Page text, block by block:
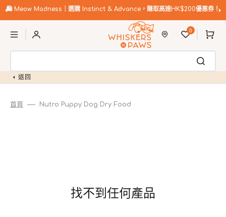
至
容
🛍️ Meow Madness｜選購 Instinct & Advance，賺取高達HK$200優惠券！
0
購
物
返回
首頁 Nutro Puppy Dog Dry Food
找不到任何產品